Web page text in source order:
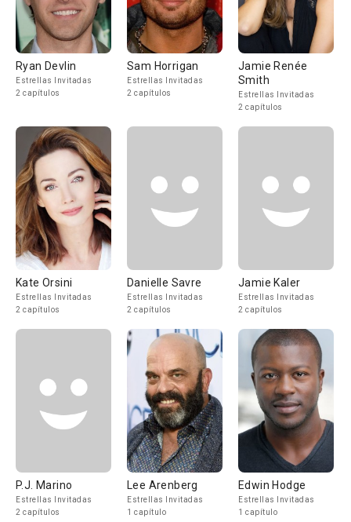
Ryan Devlin
Estrellas Invitadas
2 capítulos
Sam Horrigan
Estrellas Invitadas
2 capítulos
Jamie Renée
Smith
Estrellas Invitadas
2 capítulos
Kate Orsini
Estrellas Invitadas
2 capítulos
Danielle Savre
Estrellas Invitadas
2 capítulos
Jamie Kaler
Estrellas Invitadas
2 capítulos
P.J. Marino
Estrellas Invitadas
2 capítulos
Lee Arenberg
Estrellas Invitadas
1 capítulo
Edwin Hodge
Estrellas Invitadas
1 capítulo